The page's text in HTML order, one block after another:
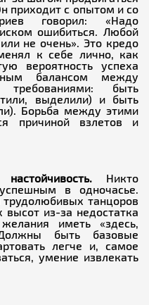
приходит с опытом и со
говорил: «Надо
ошибиться. Любой
не очень». Это кредо
к себе лично, как
вероятность успеха
балансом между
быть
выделили) и быть
Борьба между этими
причиной взлетов и
Никто
в одночасье.
танцоров
из-за недостатка
иметь «здесь,
быть базовые
легче и, самое
умение извлекать